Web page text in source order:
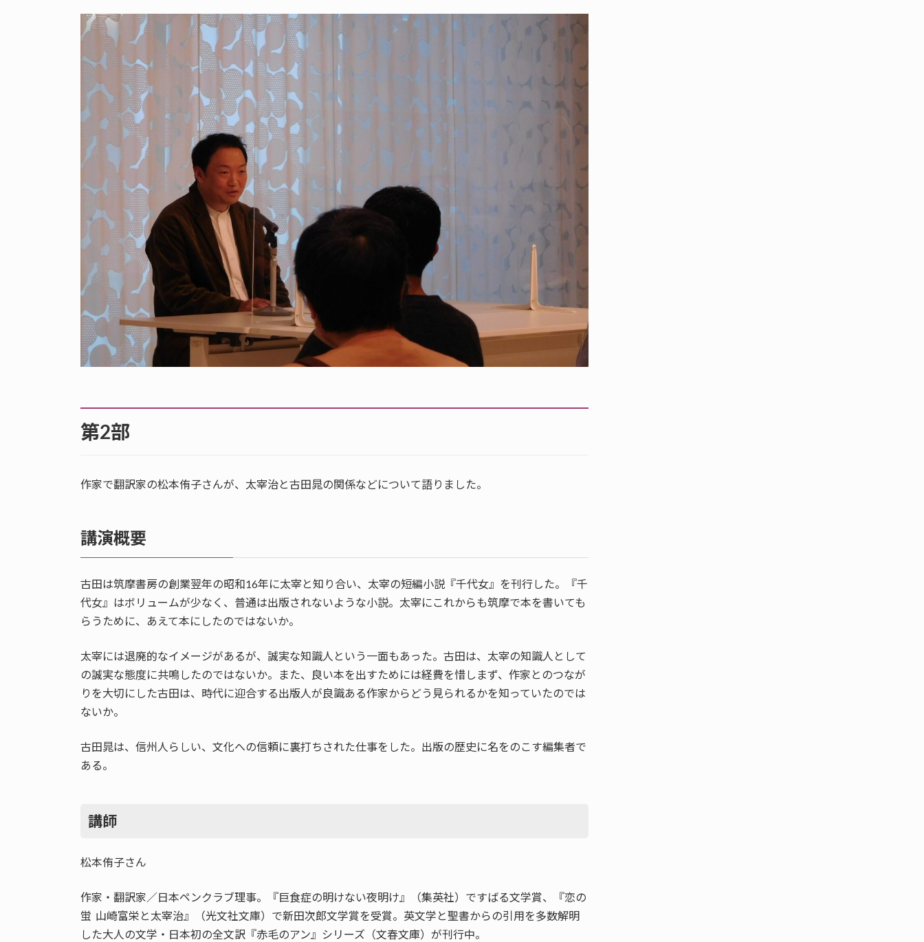
第2部
作家で翻訳家の松本侑子さんが、太宰治と古田晁の関係などについて語りました。
講演概要
古田は筑摩書房の創業翌年の昭和16年に太宰と知り合い、太宰の短編小説『千代女』を刊行した。『千
代女』はボリュームが少なく、普通は出版されないような小説。太宰にこれからも筑摩で本を書いても
らうために、あえて本にしたのではないか。
太宰には退廃的なイメージがあるが、誠実な知識人という一面もあった。古田は、太宰の知識人として
の誠実な態度に共鳴したのではないか。また、良い本を出すためには経費を惜しまず、作家とのつなが
りを大切にした古田は、時代に迎合する出版人が良識ある作家からどう見られるかを知っていたのでは
ないか。
古田晁は、信州人らしい、文化への信頼に裏打ちされた仕事をした。出版の歴史に名をのこす編集者で
ある。
講師
松本侑子さん
作家・翻訳家／日本ペンクラブ理事。『巨食症の明けない夜明け』（集英社）ですばる文学賞、『恋の
蛍 山崎富栄と太宰治』（光文社文庫）で新田次郎文学賞を受賞。英文学と聖書からの引用を多数解明
した大人の文学・日本初の全文訳『赤毛のアン』シリーズ（文春文庫）が刊行中。